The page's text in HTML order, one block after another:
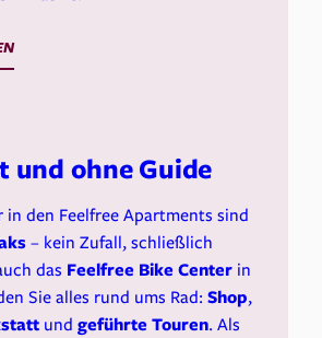
und ohne Guide
in den Feelfree Apartments sind
– kein Zufall, schließlich
das Feelfree Bike Center in
Sie alles rund ums Rad:Shop,
undgeführte Touren. Als